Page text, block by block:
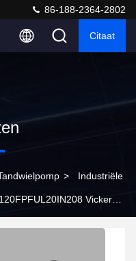
86-188-2364-2802
Citaat
> Industriële
Vickers